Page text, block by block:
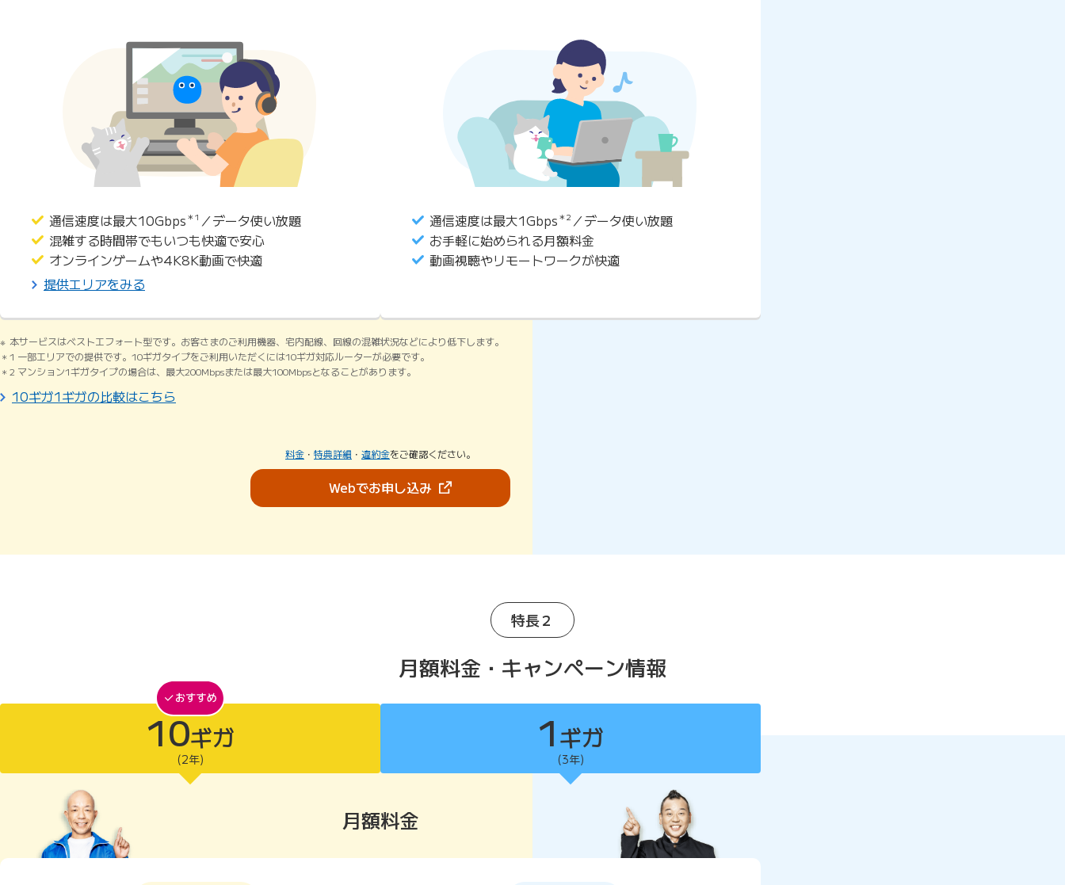
通信速度は最大10Gbps ＊1 ／データ使い放題
混雑する時間帯でもいつも快適で安心
オンラインゲームや4K8K動画で快適
提供エリアをみる
通信速度は最大1Gbps ＊2 ／データ使い放題
お手軽に始められる月額料金
動画視聴やリモートワークが快適
本サービスはベストエフォート型です。お客さまのご利用機器、宅内配線、回線の混雑状況などにより低下します。
1 一部エリアでの提供です。10ギガタイプをご利用いただくには10ギガ対応ルーターが必要です。
2 マンション1ギガタイプの場合は、最大200Mbpsまたは最大100Mbpsとなることがあります。
10ギガ1ギガの比較はこちら
料金 ・ 特典詳細 ・ 違約金をご確認ください。
Webでお申し込み（新しいタブで開きます）
特長２
月額料金・キャンペーン情報
10ギガ
(2年)
1 ギガ
(3年)
月額料金